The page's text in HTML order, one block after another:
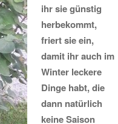
ihr sie günstig
herbekommt,
friert sie ein,
damit ihr auch im
Winter leckere
Dinge habt, die
dann natürlich
keine Saison